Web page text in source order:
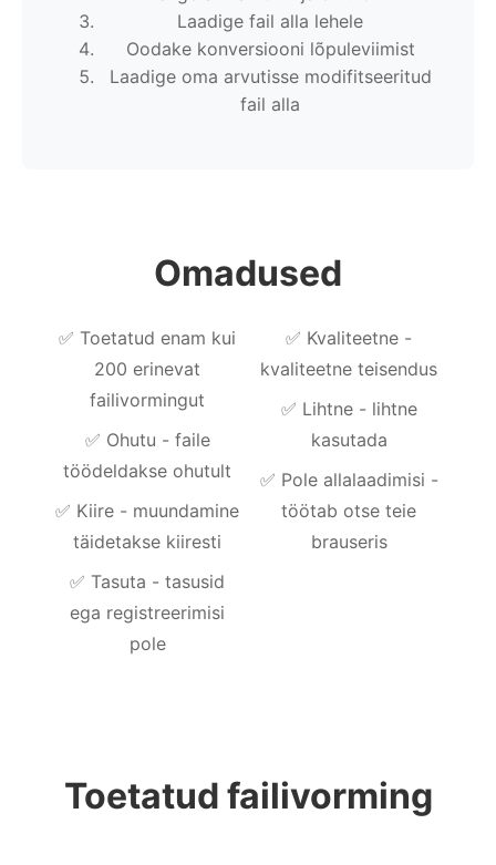
Laadige fail alla lehele
Oodake konversiooni lõpuleviimist
Laadige oma arvutisse modifitseeritud
fail alla
Omadused
✅ Toetatud enam kui
200 erinevat
failivormingut
✅ Ohutu - faile
töödeldakse ohutult
✅ Kiire - muundamine
täidetakse kiiresti
✅ Tasuta - tasusid
ega registreerimisi
pole
✅ Kvaliteetne -
kvaliteetne teisendus
✅ Lihtne - lihtne
kasutada
✅ Pole allalaadimisi -
töötab otse teie
brauseris
Toetatud failivorming